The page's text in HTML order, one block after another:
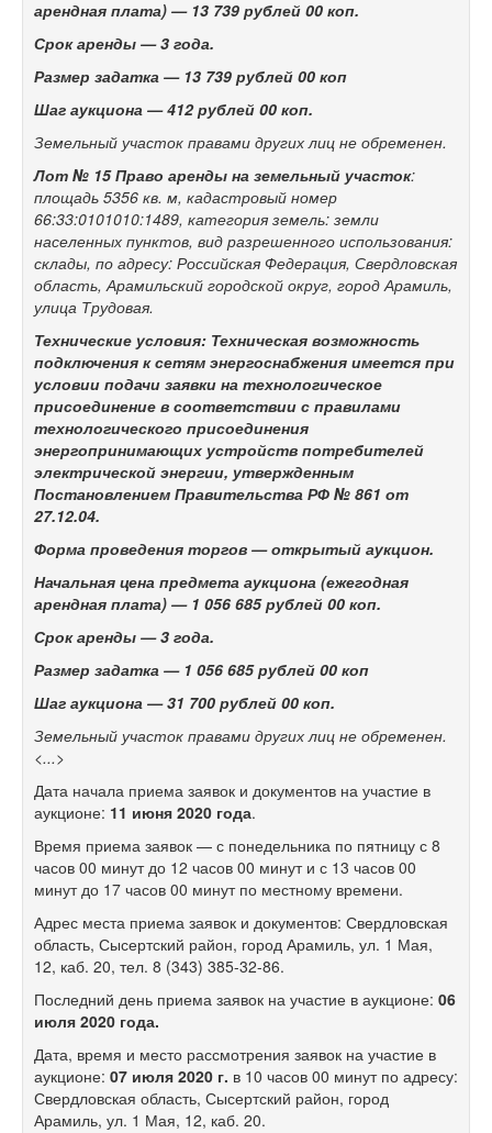
арендная плата) — 13 739 рублей 00 коп.
Срок аренды — 3 года.
Размер задатка — 13 739 рублей 00 коп
Шаг аукциона —412 рублей 00 коп.
Земельный участок правами других лиц не обременен.
Лот № 15 Право аренды на земельный участок:
площадь 5356 кв. м, кадастровый номер
66:33:0101010:1489, категория земель: земли
населенных пунктов, вид разрешенного использования:
склады, по адресу: Российская Федерация, Свердловская
область, Арамильский городской округ, город Арамиль,
улица Трудовая.
Технические условия: Техническая возможность
подключения к сетям энергоснабжения имеется при
условии подачи заявки на технологическое
присоединение в соответствии с правилами
технологического присоединения
энергопринимающих устройств потребителей
электрической энергии, утвержденным
Постановлением Правительства РФ № 861 от
27.12.04.
Форма проведения торгов — открытый аукцион.
Начальная цена предмета аукциона (ежегодная
арендная плата) — 1 056 685 рублей 00 коп.
Срок аренды — 3 года.
Размер задатка — 1 056 685 рублей 00 коп
Шаг аукциона —31 700 рублей 00 коп.
Земельный участок правами других лиц не обременен.
<...>
Дата начала приема заявок и документов на участие в
аукционе: 11 июня 2020 года.
Время приема заявок — с понедельника по пятницу с 8
часов 00 минут до 12 часов 00 минут и с 13 часов 00
минут до 17 часов 00 минут по местному времени.
Адрес места приема заявок и документов: Свердловская
область, Сысертский район, город Арамиль, ул. 1 Мая,
12, каб. 20, тел. 8 (343) 385-32-86.
Последний день приема заявок на участие в аукционе: 06
июля 2020 года.
Дата, время и место рассмотрения заявок на участие в
аукционе: 07 июля 2020 г. в 10 часов 00 минут по адресу:
Свердловская область, Сысертский район, город
Арамиль, ул. 1 Мая, 12, каб. 20.